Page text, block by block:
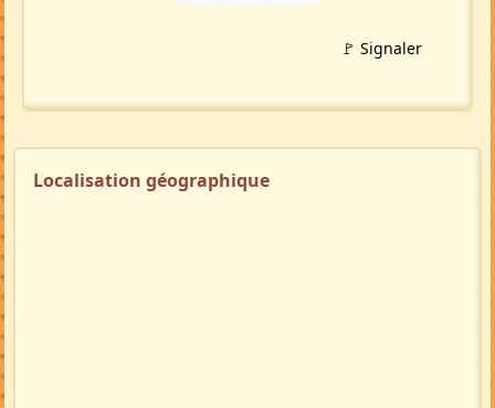
🚩 Signaler
Localisation géographique